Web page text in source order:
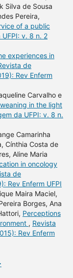
Silva de Sousa
Pereira,
of a public
v. 8 n. 2
experiences in
de
Rev Enferm
Carvalho e
in the light
da UFPI: v. 8 n.
Camarinha
Cínthia Costa de
Aline Maria
in oncology
de
Rev Enferm UFPI
Maira Maciel,
Borges, Ana
Perceptions
, Revista
Rev Enferm